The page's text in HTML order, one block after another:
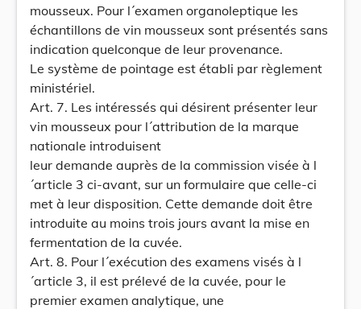
mousseux. Pour l´examen organoleptique les
échantillons de vin mousseux sont présentés sans
indication quelconque de leur provenance.
Le système de pointage est établi par règlement
ministériel.
Art. 7. Les intéressés qui désirent présenter leur
vin mousseux pour l´attribution de la marque
nationale introduisent
leur demande auprès de la commission visée à l
´article 3 ci-avant, sur un formulaire que celle-ci
met à leur disposition. Cette demande doit être
introduite au moins trois jours avant la mise en
fermentation de la cuvée.
Art. 8. Pour l´exécution des examens visés à l
´article 3, il est prélevé de la cuvée, pour le
premier examen analytique, une